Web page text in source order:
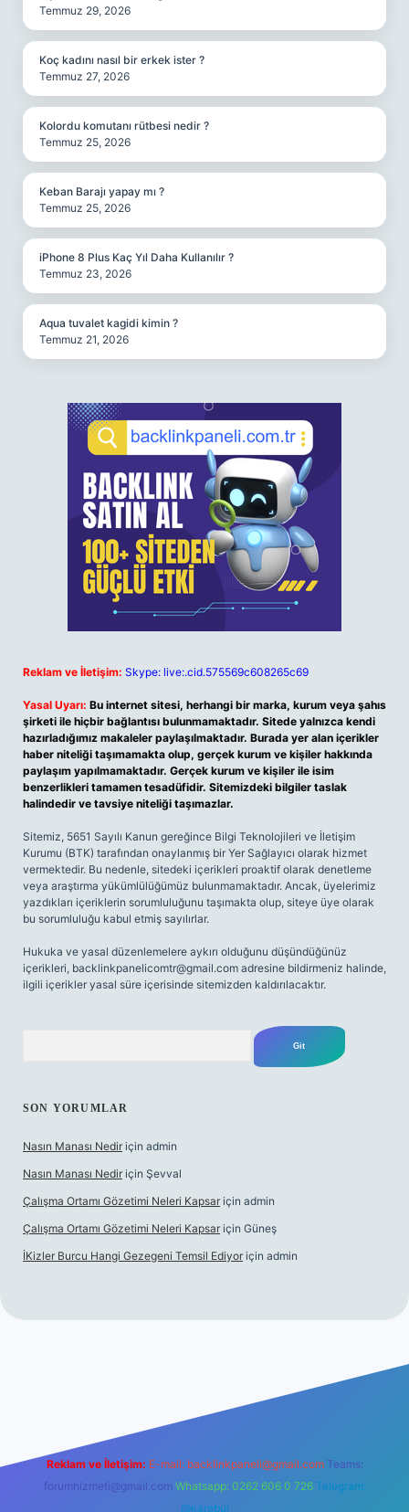
Temmuz 29, 2026
Koç kadını nasıl bir erkek ister ?
Temmuz 27, 2026
Kolordu komutanı rütbesi nedir ?
Temmuz 25, 2026
Keban Barajı yapay mı ?
Temmuz 25, 2026
iPhone 8 Plus Kaç Yıl Daha Kullanılır ?
Temmuz 23, 2026
Aqua tuvalet kagidi kimin ?
Temmuz 21, 2026
Reklam ve İletişim: Skype: live:.cid.575569c608265c69
Yasal Uyarı: Bu internet sitesi, herhangi bir marka, kurum veya şahıs
şirketi ile hiçbir bağlantısı bulunmamaktadır. Sitede yalnızca kendi
hazırladığımız makaleler paylaşılmaktadır. Burada yer alan içerikler
haber niteliği taşımamakta olup, gerçek kurum ve kişiler hakkında
paylaşım yapılmamaktadır. Gerçek kurum ve kişiler ile isim
benzerlikleri tamamen tesadüfidir. Sitemizdeki bilgiler taslak
halindedir ve tavsiye niteliği taşımazlar.
Sitemiz, 5651 Sayılı Kanun gereğince Bilgi Teknolojileri ve İletişim
Kurumu (BTK) tarafından onaylanmış bir Yer Sağlayıcı olarak hizmet
vermektedir. Bu nedenle, sitedeki içerikleri proaktif olarak denetleme
veya araştırma yükümlülüğümüz bulunmamaktadır. Ancak, üyelerimiz
yazdıkları içeriklerin sorumluluğunu taşımakta olup, siteye üye olarak
bu sorumluluğu kabul etmiş sayılırlar.
Hukuka ve yasal düzenlemelere aykırı olduğunu düşündüğünüz
içerikleri, backlinkpanelicomtr@gmail.com adresine bildirmeniz halinde,
ilgili içerikler yasal süre içerisinde sitemizden kaldırılacaktır.
SON YORUMLAR
Nasın Manası Nedir için admin
Nasın Manası Nedir için Şevval
Çalışma Ortamı Gözetimi Neleri Kapsar için admin
Çalışma Ortamı Gözetimi Neleri Kapsar için Güneş
İKizler Burcu Hangi Gezegeni Temsil Ediyor için admin
Reklam ve İletişim: E-mail: backlinkpaneli@gmail.com Teams:
forumhizmeti@gmail.com Whatsapp: 0262 606 0 726 Telegram:
@karabul